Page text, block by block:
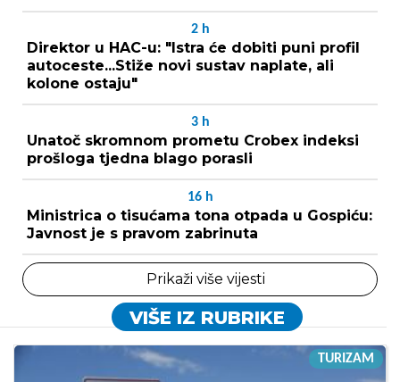
2 h
Direktor u HAC-u: "Istra će dobiti puni profil
autoceste...Stiže novi sustav naplate, ali
kolone ostaju"
3 h
Unatoč skromnom prometu Crobex indeksi
prošloga tjedna blago porasli
16 h
Ministrica o tisućama tona otpada u Gospiću:
Javnost je s pravom zabrinuta
Prikaži više vijesti
VIŠE IZ RUBRIKE
TURIZAM